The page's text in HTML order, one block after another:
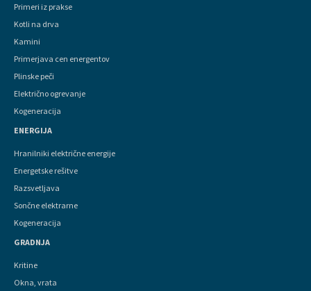
Primeri iz prakse
Kotli na drva
Kamini
Primerjava cen energentov
Plinske peči
Električno ogrevanje
Kogeneracija
ENERGIJA
Hranilniki električne energije
Energetske rešitve
Razsvetljava
Sončne elektrarne
Kogeneracija
GRADNJA
Kritine
Okna, vrata